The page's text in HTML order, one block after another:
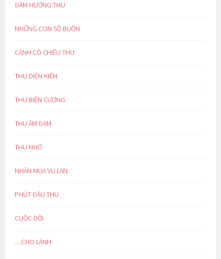
ĐẬM HƯƠNG THU
NHỮNG CON SỐ BUỒN
CÁNH CÒ CHIỀU THU
THU DIỆN KIẾN
THU BIÊN CƯƠNG
THU ẢM ĐẠM
THU NHỚ
NHÂN MÙA VU LAN
PHÚT ĐẦU THU
CUỘC ĐỜI
…CHO LÀNH